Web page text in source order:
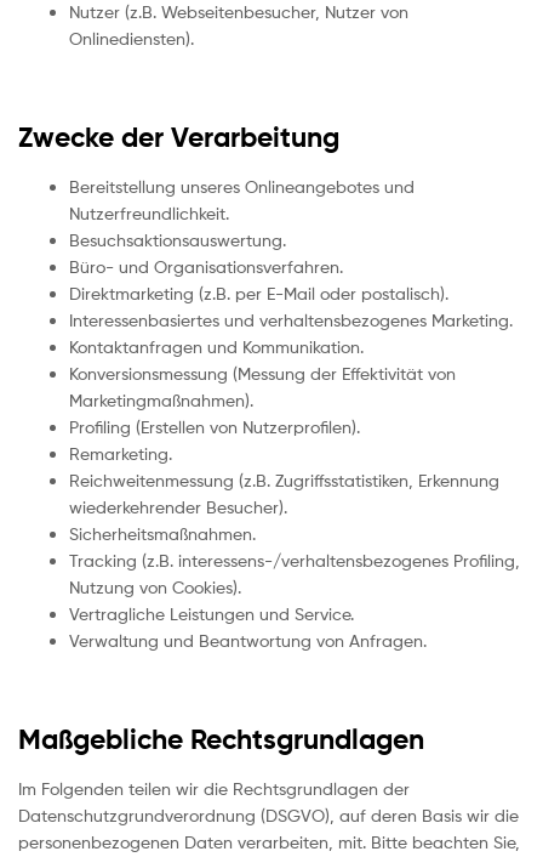
Nutzer (z.B. Webseitenbesucher, Nutzer von
Onlinediensten).
Zwecke der Verarbeitung
Bereitstellung unseres Onlineangebotes und
Nutzerfreundlichkeit.
Besuchsaktionsauswertung.
Büro- und Organisationsverfahren.
Direktmarketing (z.B. per E-Mail oder postalisch).
Interessenbasiertes und verhaltensbezogenes Marketing.
Kontaktanfragen und Kommunikation.
Konversionsmessung (Messung der Effektivität von
Marketingmaßnahmen).
Profiling (Erstellen von Nutzerprofilen).
Remarketing.
Reichweitenmessung (z.B. Zugriffsstatistiken, Erkennung
wiederkehrender Besucher).
Sicherheitsmaßnahmen.
Tracking (z.B. interessens-/verhaltensbezogenes Profiling,
Nutzung von Cookies).
Vertragliche Leistungen und Service.
Verwaltung und Beantwortung von Anfragen.
Maßgebliche Rechtsgrundlagen
Im Folgenden teilen wir die Rechtsgrundlagen der
Datenschutzgrundverordnung (DSGVO), auf deren Basis wir die
personenbezogenen Daten verarbeiten, mit. Bitte beachten Sie,